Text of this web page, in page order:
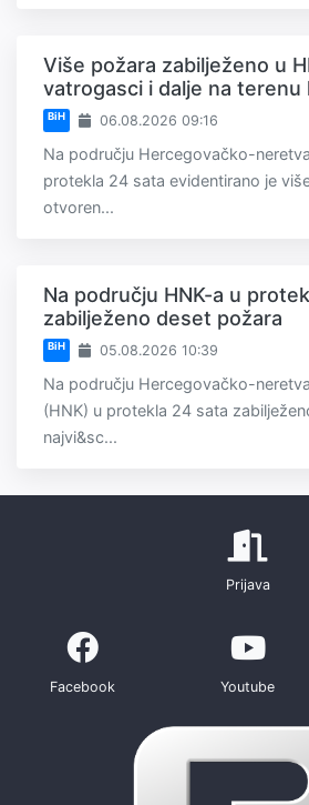
Više požara zabilježeno u
vatrogasci i dalje na terenu
BiH 06.08.2026 09:16
Na području Hercegovačko-
protekla 24 sata evidentirano je
otvoren...
Na području HNK-a u
zabilježeno deset požara
BiH 05.08.2026 10:39
Na području Hercegovačko-
(HNK) u protekla 24 sata
najvi&sc...
Prijava
Facebook Youtube